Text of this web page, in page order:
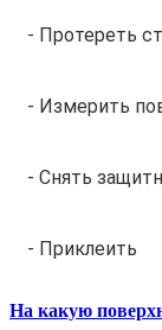
- Протереть
- Измерить
- Снять
- Приклеить
На какую